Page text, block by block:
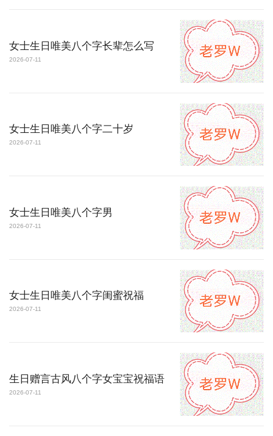
女士生日唯美八个字长辈怎么写
2026-07-11
女士生日唯美八个字二十岁
2026-07-11
女士生日唯美八个字男
2026-07-11
女士生日唯美八个字闺蜜祝福
2026-07-11
生日赠言古风八个字女宝宝祝福语
2026-07-11